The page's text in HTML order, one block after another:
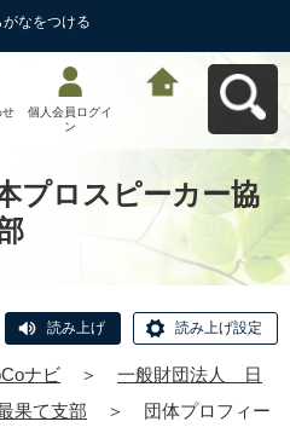
がなをつける
せ
個人会員ログイ
ン
プロスピーカー協
読み上げ 読み上げ設定
ナビ ＞
一般財団法人 日
果て支部
＞
団体プロフィー